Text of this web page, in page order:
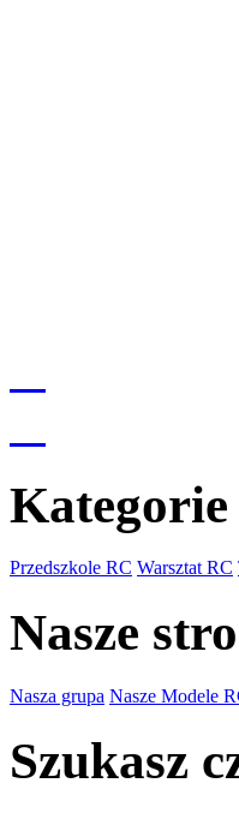
Kategorie
Przedszkole RC Warsztat RC
Nasze
Nasza grupa Nasze Modele
Szukasz